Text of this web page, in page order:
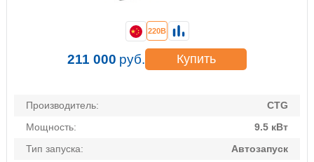
Производитель:
CTG
Мощность:
9.5 кВт
Тип запуска:
Автозапуск
220В
211 000 руб. Купить